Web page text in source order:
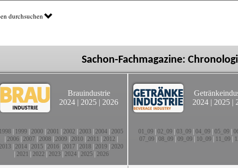
durchsuchen
Sachon-Fachmagazine:
Brauindustrie
2024 | 2025 | 2026
1998 1999 2000 2001 2002 2003 2004 2005
2006 2007 2008 2009 2010 2011 2012
2014 2015 2016 2017 2018 2019 2020
2021 2022 2023| 2024| 2025| 2026
2024 | 2025 |
01_09| 02_09| 03_09| 04_09| 05_09|
07_09 08_09 09_09 10_09 11_09